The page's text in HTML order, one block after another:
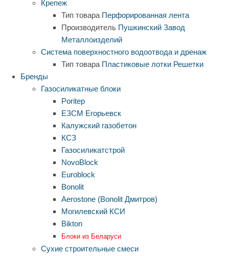
Крепеж
Тип товара Перфорированная лента
Производитель Пушкинский Завод
Металлоизделий
Система поверхностного водоотвода и дренаж
Тип товара Пластиковые лотки Решетки
Бренды
Газосиликатные блоки
Poritep
ЕЗСМ Егорьевск
Калужский газобетон
КСЗ
Газосиликатстрой
NovoBlock
Euroblock
Bonolit
Aerostone (Bonolit Дмитров)
Могилевский КСИ
Bikton
Блоки из Беларуси
Сухие строительные смеси